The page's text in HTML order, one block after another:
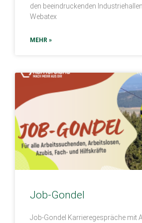
den beeindruckenden
Webatex
MEHR »
Job-Gondel
Job-Gondel Karrieregespräche mit